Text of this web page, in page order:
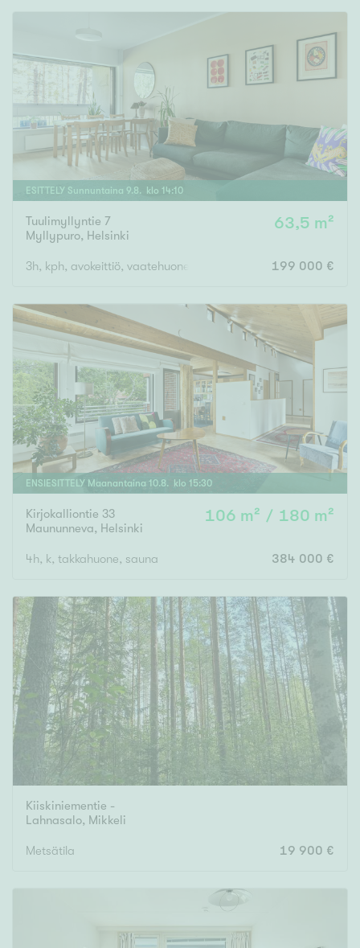
ESITTELY Sunnuntaina 9.8. klo 14:10
Tuulimyllyntie 7
Myllypuro, Helsinki
63,5 m²
3h, kph, avokeittiö, vaatehuone, lasitettu parveke199 000 €
ENSIESITTELY Maanantaina 10.8. klo 15:30
Kirjokalliontie 33
Maununneva, Helsinki
106 m² / 180 m²
4h, k, takkahuone, sauna 384 000 €
Kiiskiniementie -
Lahnasalo, Mikkeli
Metsätila 19 900 €